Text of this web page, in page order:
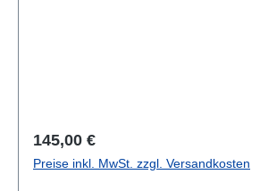
Regulärer Preis:
145,00 €
Preise inkl. MwSt. zzgl. Versandkosten